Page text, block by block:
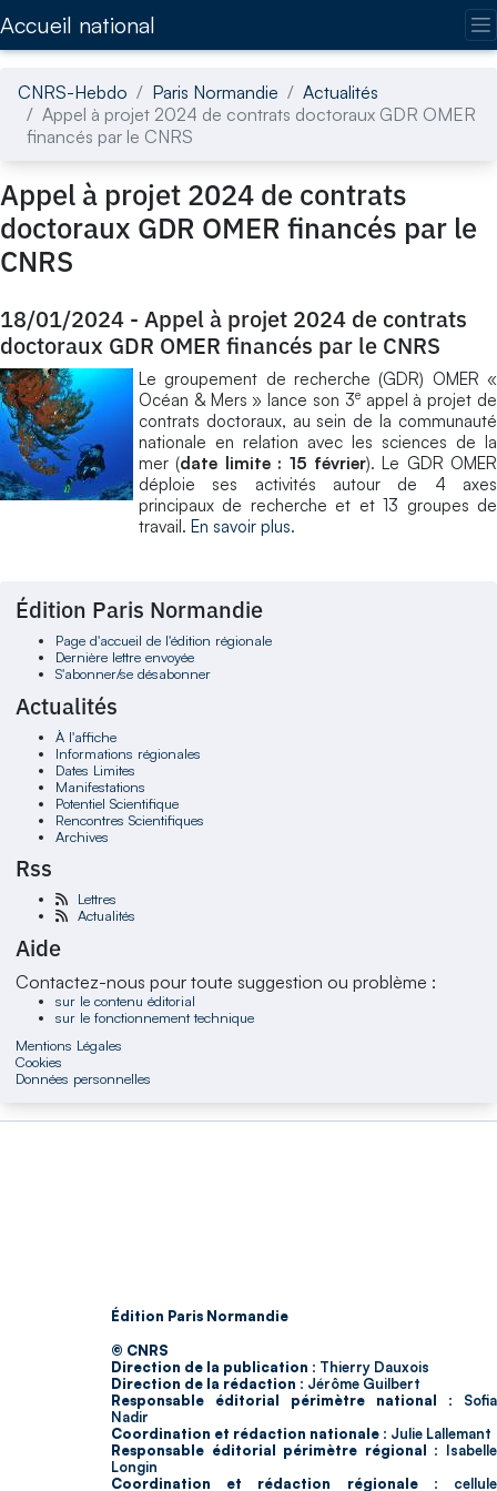
Accueil national
CNRS-Hebdo Paris Normandie
Actualités
Appel à projet 2024 de contrats doctoraux GDR OMER
financés par le CNRS
Appel à projet 2024 de contrats
doctoraux GDR OMER financés par le
CNRS
18/01/2024 - Appel à projet 2024 de contrats
doctoraux GDR OMER financés par le CNRS
Le groupement de recherche (GDR) OMER «
Océan & Mers » lance son 3eappel à projet de
contrats doctoraux, au sein de la communauté
nationale en relation avec les sciences de la
mer (date limite : 15 février). Le GDR OMER
déploie ses activités autour de 4 axes
principaux de recherche et et 13 groupes de
travail. En savoir plus.
Édition Paris Normandie
Page d'accueil de l'édition régionale
Dernière lettre envoyée
S'abonner/se désabonner
Actualités
À l'affiche
Informations régionales
Dates Limites
Manifestations
Potentiel Scientifique
Rencontres Scientifiques
Archives
Rss
Lettres
Actualités
Aide
Contactez-nous pour toute suggestion ou problème :
sur le contenu éditorial
sur le fonctionnement technique
Mentions Légales
Cookies
Données personnelles
Édition Paris Normandie
© CNRS
Direction de la publication : Thierry Dauxois
Direction de la rédaction : Jérôme Guilbert
Responsable éditorial périmètre national : Sofia
Nadir
Coordination et rédaction nationale : Julie Lallemant
Responsable éditorial périmètre régional : Isabelle
Longin
Coordination et rédaction régionale : cellule